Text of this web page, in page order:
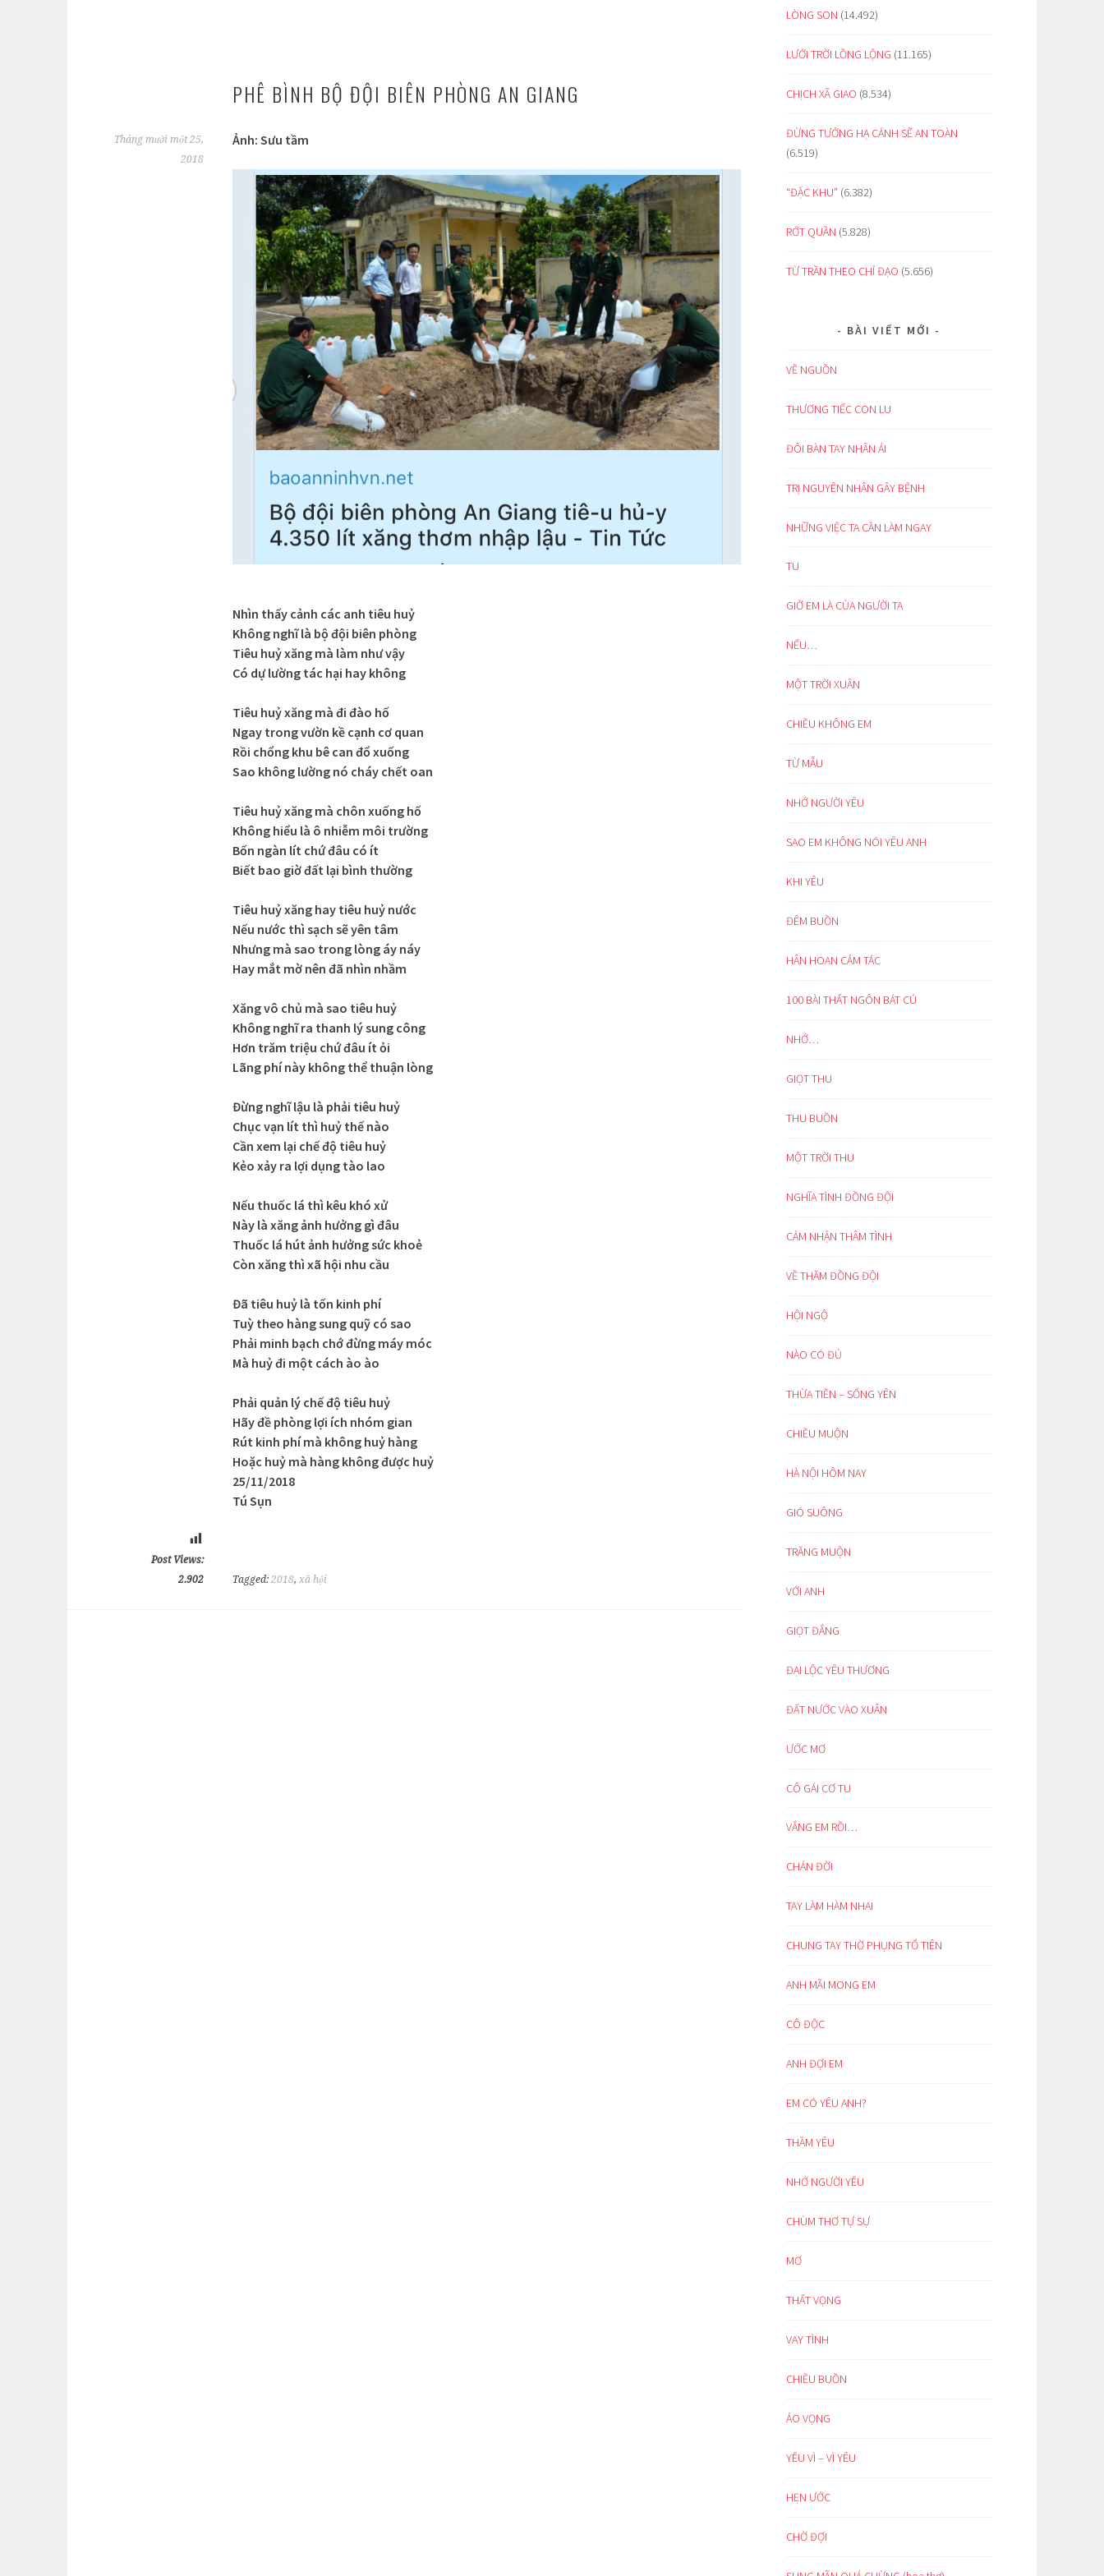
PHÊ BÌNH BỘ ĐỘI BIÊN PHÒNG AN GIANG
Tháng mười một 25,
2018
Ảnh: Sưu tầm
Nhìn thấy cảnh các anh tiêu huỷ
Không nghĩ là bộ đội biên phòng
Tiêu huỷ xăng mà làm như vậy
Có dự lường tác hại hay không
Tiêu huỷ xăng mà đi đào hố
Ngay trong vườn kề cạnh cơ quan
Rồi chổng khu bê can đổ xuống
Sao không lường nó cháy chết oan
Tiêu huỷ xăng mà chôn xuống hố
Không hiểu là ô nhiễm môi trường
Bốn ngàn lít chứ đâu có ít
Biết bao giờ đất lại bình thường
Tiêu huỷ xăng hay tiêu huỷ nước
Nếu nước thì sạch sẽ yên tâm
Nhưng mà sao trong lòng áy náy
Hay mắt mờ nên đã nhìn nhầm
Xăng vô chủ mà sao tiêu huỷ
Không nghĩ ra thanh lý sung công
Hơn trăm triệu chứ đâu ít ỏi
Lãng phí này không thể thuận lòng
Đừng nghĩ lậu là phải tiêu huỷ
Chục vạn lít thì huỷ thế nào
Cần xem lại chế độ tiêu huỷ
Kẻo xảy ra lợi dụng tào lao
Nếu thuốc lá thì kêu khó xử
Này là xăng ảnh hưởng gì đâu
Thuốc lá hút ảnh hưởng sức khoẻ
Còn xăng thì xã hội nhu cầu
Đã tiêu huỷ là tốn kinh phí
Tuỳ theo hàng sung quỹ có sao
Phải minh bạch chớ đừng máy móc
Mà huỷ đi một cách ào ào
Phải quản lý chế độ tiêu huỷ
Hãy đề phòng lợi ích nhóm gian
Rút kinh phí mà không huỷ hàng
Hoặc huỷ mà hàng không được huỷ
25/11/2018
Tú Sụn
Post Views:
2.902
Tagged: 2018, xã hội
LÒNG SON (14.492)
LƯỚI TRỜI LỒNG LỘNG (11.165)
CHỊCH XÃ GIAO (8.534)
ĐỪNG TƯỞNG HẠ CÁNH SẼ AN TOÀN
(6.519)
“ĐẶC KHU” (6.382)
RỚT QUẦN (5.828)
TỪ TRẦN THEO CHỈ ĐẠO (5.656)
BÀI VIẾT MỚI
VỀ NGUỒN
THƯƠNG TIẾC CON LU
ĐÔI BÀN TAY NHÂN ÁI
TRỊ NGUYÊN NHÂN GÂY BỆNH
NHỮNG VIỆC TA CẦN LÀM NGAY
TU
GIỜ EM LÀ CỦA NGƯỜI TA
NẾU…
MỘT TRỜI XUÂN
CHIỀU KHÔNG EM
TỪ MẪU
NHỚ NGƯỜI YÊU
SAO EM KHÔNG NÓI YÊU ANH
KHI YÊU
ĐÊM BUỒN
HÂN HOAN CẢM TÁC
100 BÀI THẤT NGÔN BÁT CÚ
NHỚ…
GIỌT THU
THU BUỒN
MỘT TRỜI THU
NGHĨA TÌNH ĐỒNG ĐỘI
CẢM NHẬN THÂM TÌNH
VỀ THĂM ĐỒNG ĐỘI
HỘI NGỘ
NÀO CÓ ĐỦ
THỪA TIỀN – SỐNG YÊN
CHIỀU MUỘN
HÀ NỘI HÔM NAY
GIÓ SUÔNG
TRĂNG MUỘN
VỚI ANH
GIỌT ĐẮNG
ĐẠI LỘC YÊU THƯƠNG
ĐẤT NƯỚC VÀO XUÂN
ƯỚC MƠ
CÔ GÁI CƠ TU
VẮNG EM RỒI…
CHÁN ĐỜI
TAY LÀM HÀM NHAI
CHUNG TAY THỜ PHỤNG TỔ TIÊN
ANH MÃI MONG EM
CÔ ĐỘC
ANH ĐỢI EM
EM CÓ YÊU ANH?
THẦM YÊU
NHỚ NGƯỜI YÊU
CHÙM THƠ TỰ SỰ
MƠ
THẤT VỌNG
VAY TÌNH
CHIỀU BUỒN
ẢO VỌNG
YÊU VÌ – VÌ YÊU
HẸN ƯỚC
CHỜ ĐỢI